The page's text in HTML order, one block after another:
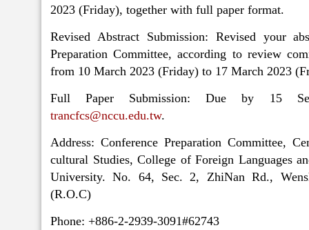
2023 (Friday), together with full paper format.
Revised Abstract Submission: Revised your
Preparation Committee, according to review
from 10 March 2023 (Friday) to 17 March 2023
Full Paper Submission: Due by 15
trancfcs@nccu.edu.tw.
Address: Conference Preparation Committee,
cultural Studies, College of Foreign Languages
University. No. 64, Sec. 2, ZhiNan Rd.,
(R.O.C)
Phone: +886-2-2939-3091#62743